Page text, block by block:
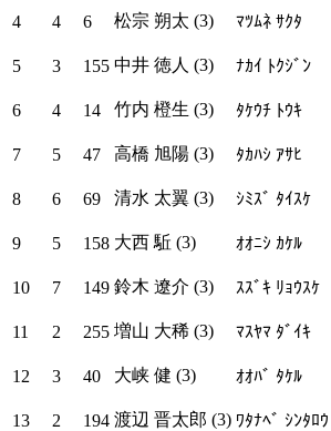
4
4 6 松宗 朔太 (3) ﾏﾂﾑﾈ ｻｸﾀ
5
3 155 中井 徳人 (3) ﾅｶｲ ﾄｸｼﾞﾝ
6
4 14 竹内 橙生 (3) ﾀｹｳﾁ ﾄｳｷ
7
5 47 高橋 旭陽 (3) ﾀｶﾊｼ ｱｻﾋ
8
6 69 清水 太翼 (3) ｼﾐｽﾞ ﾀｲｽｹ
9
5 158 大西 駈 (3) ｵｵﾆｼ ｶｹﾙ
10
7 149 鈴木 遼介 (3) ｽｽﾞｷ ﾘｮｳｽｹ
11
2 255 増山 大稀 (3) ﾏｽﾔﾏ ﾀﾞｲｷ
12
3 40 大峡 健 (3) ｵｵﾊﾞ ﾀｹﾙ
13
2 194 渡辺 晋太郎 (3) ﾜﾀﾅﾍﾞ ｼﾝﾀﾛｳ